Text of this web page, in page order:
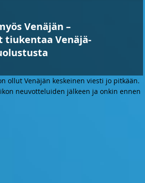
Venäjän –
tiukentaa Venäjä-
ollut Venäjän keskeinen viesti jo pitkään.
neuvotteluiden jälkeen ja onkin ennen